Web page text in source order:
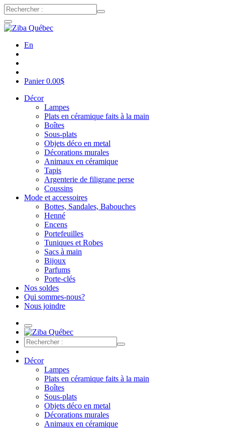
En
Panier0.00$
Décor
Lampes
Plats en céramique faits à la main
Boîtes
Sous-plats
Objets déco en metal
Décorations murales
Animaux en céramique
Tapis
Argenterie de filigrane perse
Coussins
Mode et accessoires
Bottes, Sandales, Babouches
Henné
Encens
Portefeuilles
Tuniques et Robes
Sacs à main
Bijoux
Parfums
Porte-clés
Nos soldes
Qui sommes-nous?
Nous joindre
Décor
Lampes
Plats en céramique faits à la main
Boîtes
Sous-plats
Objets déco en metal
Décorations murales
Animaux en céramique